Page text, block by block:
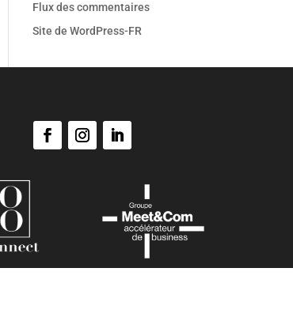
Flux des commentaires
Site de WordPress-FR